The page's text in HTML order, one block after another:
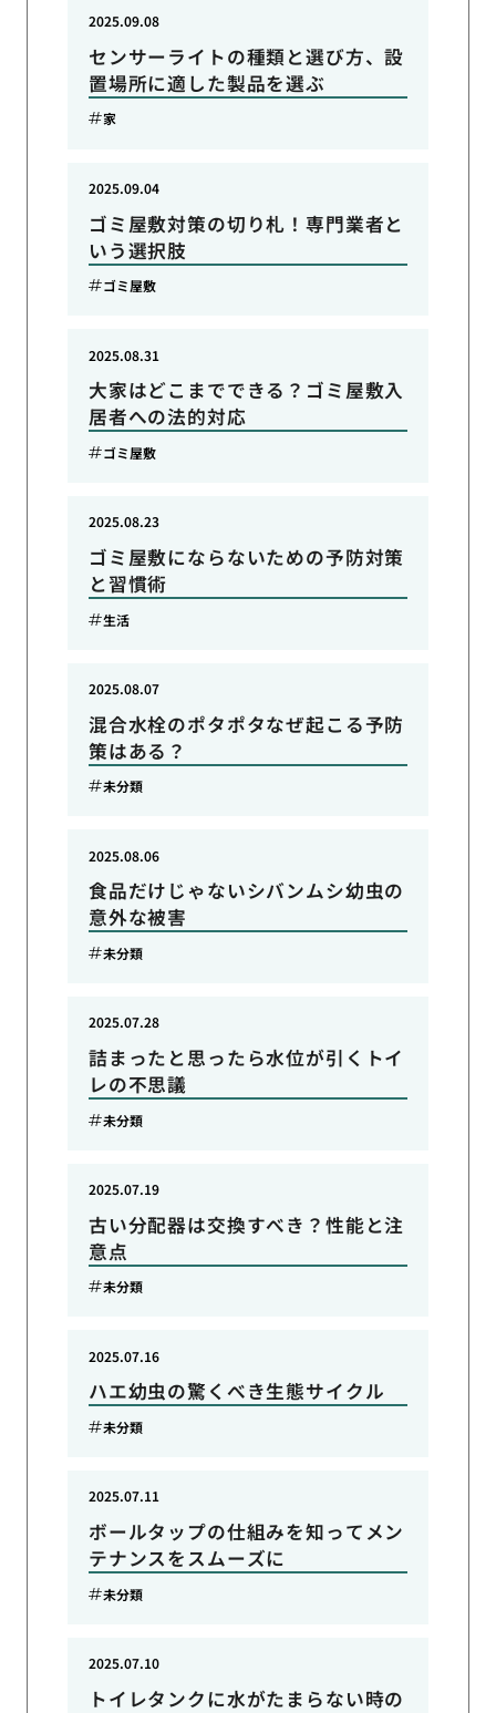
センサーライトの種類と選び方、設
置場所に適した製品を選ぶ
2025.09.08
家
ゴミ屋敷対策の切り札！専門業者と
いう選択肢
2025.09.04
ゴミ屋敷
大家はどこまでできる？ゴミ屋敷入
居者への法的対応
2025.08.31
ゴミ屋敷
ゴミ屋敷にならないための予防対策
と習慣術
2025.08.23
生活
混合水栓のポタポタなぜ起こる予防
策はある？
2025.08.07
未分類
食品だけじゃないシバンムシ幼虫の
意外な被害
2025.08.06
未分類
詰まったと思ったら水位が引くトイ
レの不思議
2025.07.28
未分類
古い分配器は交換すべき？性能と注
意点
2025.07.19
未分類
ハエ幼虫の驚くべき生態サイクル
2025.07.16
未分類
ボールタップの仕組みを知ってメン
テナンスをスムーズに
2025.07.11
未分類
トイレタンクに水がたまらない時の
2025.07.10